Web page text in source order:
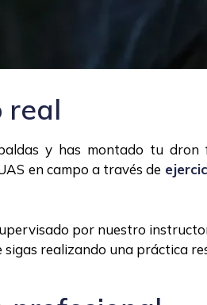
real
y has montado tu
en campo a través de
por nuestro
realizando una práctica